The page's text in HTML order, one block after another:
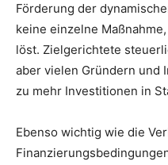
Förderung der
keine einzelne
löst. Zielgerichtete
aber vielen Gründern und
zu mehr Investitionen in
Ebenso wichtig wie die